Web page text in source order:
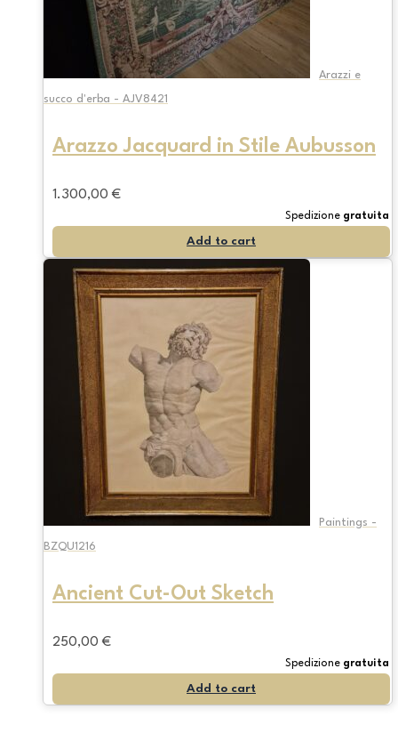
Arazzi e
succo d'erba - AJV8421
Arazzo Jacquard in Stile Aubusson
1.300,00 €
Spedizione gratuita
Add to cart
Paintings -
BZQU1216
Ancient Cut-Out Sketch
250,00 €
Spedizione gratuita
Add to cart